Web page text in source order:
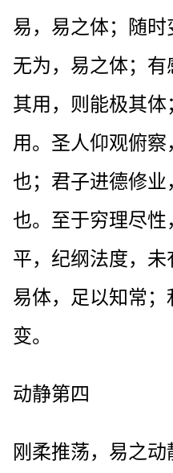
易，易之体；随
无为，易之体；有
其用，则能极其
用。圣人仰观俯
也；君子进德修业
也。至于穷理尽
平，纪纲法度，
易体，足以知常
变。
动静第四
刚柔推荡，易之